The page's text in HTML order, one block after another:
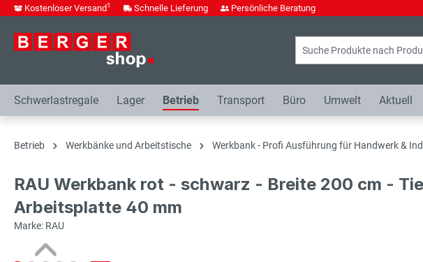
Zur Hauptnavigation springen
Kostenloser Versand1 Schnelle Lieferung Persönliche Beratung
Schwerlastregale Lager Betrieb Transport Büro Umwelt Aktuell
Betrieb Werkbänke und Arbeitstische Werkbank - Profi Ausführung für Handwerk &
RAU Werkbank rot - schwarz - Breite 200 cm -
Arbeitsplatte 40 mm
Marke: RAU